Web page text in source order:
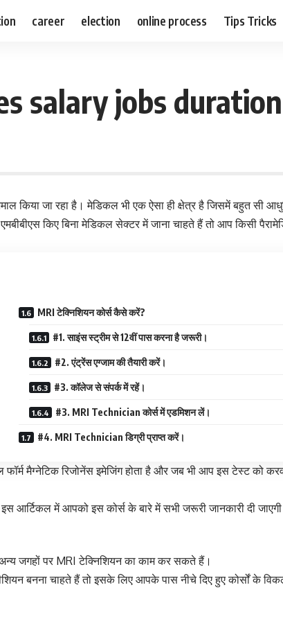
career election online process Tips Tricks
salary jobs duration
किया जा रहा है। मेडिकल भी एक ऐसा ही क्षेत्र है जिसमें बहुत सी
एमबीबीएस किए बिना मेडिकल सेक्टर में जाना चाहते हैं तो आप किसी
MRI टेक्निशियन कोर्स कैसे करें?
#1. साइंस स्ट्रीम से 12वीं पास करना है जरूरी।
#2. एंट्रेंस एग्जाम की तैयारी करें।
#3. कॉलेज से संपर्क में रहें।
#3. MRI Technician कोर्स में एडमिशन लें।
#4. MRI Technician डिग्री प्राप्त करें।
मैग्नेटिक रिजोनेंस इमेजिंग होता है और जब भी आप इस टेस्ट को
आर्टिकल में आपको इस कोर्स के बारे में सभी जरूरी जानकारी दी
जगहों पर MRI टेक्निशियन का काम कर सकते हैं।
बनना चाहते हैं तो इसके लिए आपके पास नीचे दिए हुए कोर्सों के